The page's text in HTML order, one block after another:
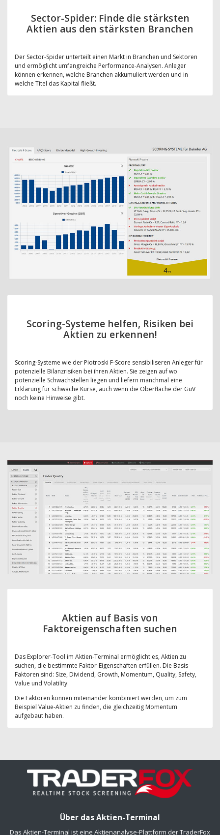
Sector-Spider: Finde die stärksten
Aktien aus den stärksten Branchen
Der Sector-Spider unterteilt einen Markt in Branchen und Sektoren
und ermöglicht umfangreiche Performance-Analysen. Anleger
können erkennen, welche Branchen akkumuliert werden und in
welche Titel das Kapital fließt.
Scoring-Systeme helfen, Risiken bei
Aktien zu erkennen!
Scoring-Systeme wie der Piotroski F-Score sensibiliseren Anleger für
potenzielle Bilanzrisiken bei ihren Aktien. Sie zeigen auf wo
potenzielle Schwachstellen liegen und liefern manchmal eine
Erklärung für schwache Kurse, auch wenn die Oberfläche der GuV
noch keine Hinweise gibt.
Aktien auf Basis von
Faktoreigenschaften suchen
Das Explorer-Tool im Aktien-Terminal ermöglicht es, Aktien zu
suchen, die bestimmte Faktor-Eigenschaften erfüllen. Die Basis-
Faktoren sind: Size, Dividend, Growth, Momentum, Quality, Safety,
Value und Volatility.
Die Faktoren können miteinander kombiniert werden, um zum
Beispiel Value-Aktien zu finden, die gleichzeitig Momentum
aufgebaut haben.
Über das Aktien-Terminal
Das Aktien-Terminal ist eine Aktienanalyse-Plattform der TraderFox